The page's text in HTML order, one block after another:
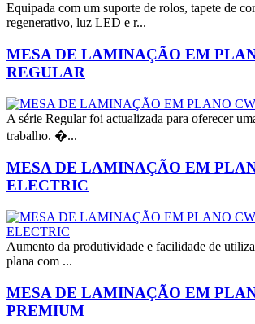
Equipada com um suporte de rolos, tapete de
regenerativo, luz LED e r...
MESA DE LAMINAÇÃO EM
REGULAR
A série Regular foi actualizada para oferecer
trabalho. �...
MESA DE LAMINAÇÃO EM
ELECTRIC
Aumento da produtividade e facilidade de
plana com ...
MESA DE LAMINAÇÃO EM
PREMIUM